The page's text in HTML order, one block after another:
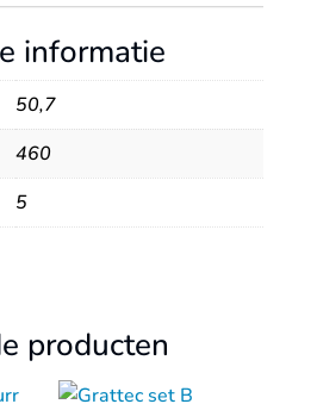
informatie
50,7
460
5
producten